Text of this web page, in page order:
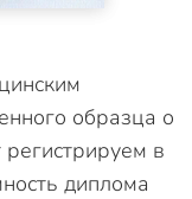
образца о
в
диплома